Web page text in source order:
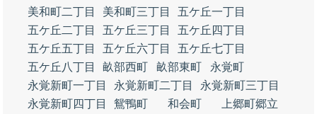
美和町二丁目
美和町三丁目
五ケ丘一丁目
五ケ丘二丁目
五ケ丘三丁目
五ケ丘四丁目
五ケ丘五丁目
五ケ丘六丁目
五ケ丘七丁目
五ケ丘八丁目
畝部西町 畝部東町
永覚町
永覚新町一丁目
永覚新町二丁目
永覚新町三丁目
永覚新町四丁目
鴛鴨町 和会町
上郷町郷立